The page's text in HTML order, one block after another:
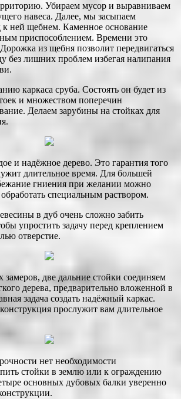
Убираем мусор и выравниваем
навеса. Далее, мы засыпаем
ней щебнем. Каменное основание
приспособлением. Времени это
из щебня позволит передвигаться
без лишних проблем избегая налипания
каркаса сруба. Состоять он будет из
и множеством поперечин
Делаем зарубины на стойках для
и надёжное дерево. Это гарантия того
длительное время. Для большей
гниения при желании можно
специальным раствором.
в дуб очень сложно забить
упростить задачу перед креплением
отверстие.
две дальние стойки соединяем
дерева, предварительно вложенной в
задача создать надёжный каркас.
прослужит вам длительное
нет необходимости
стойки в землю или к ограждению
основных дубовых балки уверенно